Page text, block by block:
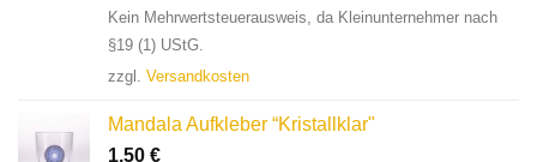
Kein Mehrwertsteuerausweis, da Kleinunternehmer nach
§19 (1) UStG.
zzgl. Versandkosten
Mandala Aufkleber “Kristallklar"
1,50 €